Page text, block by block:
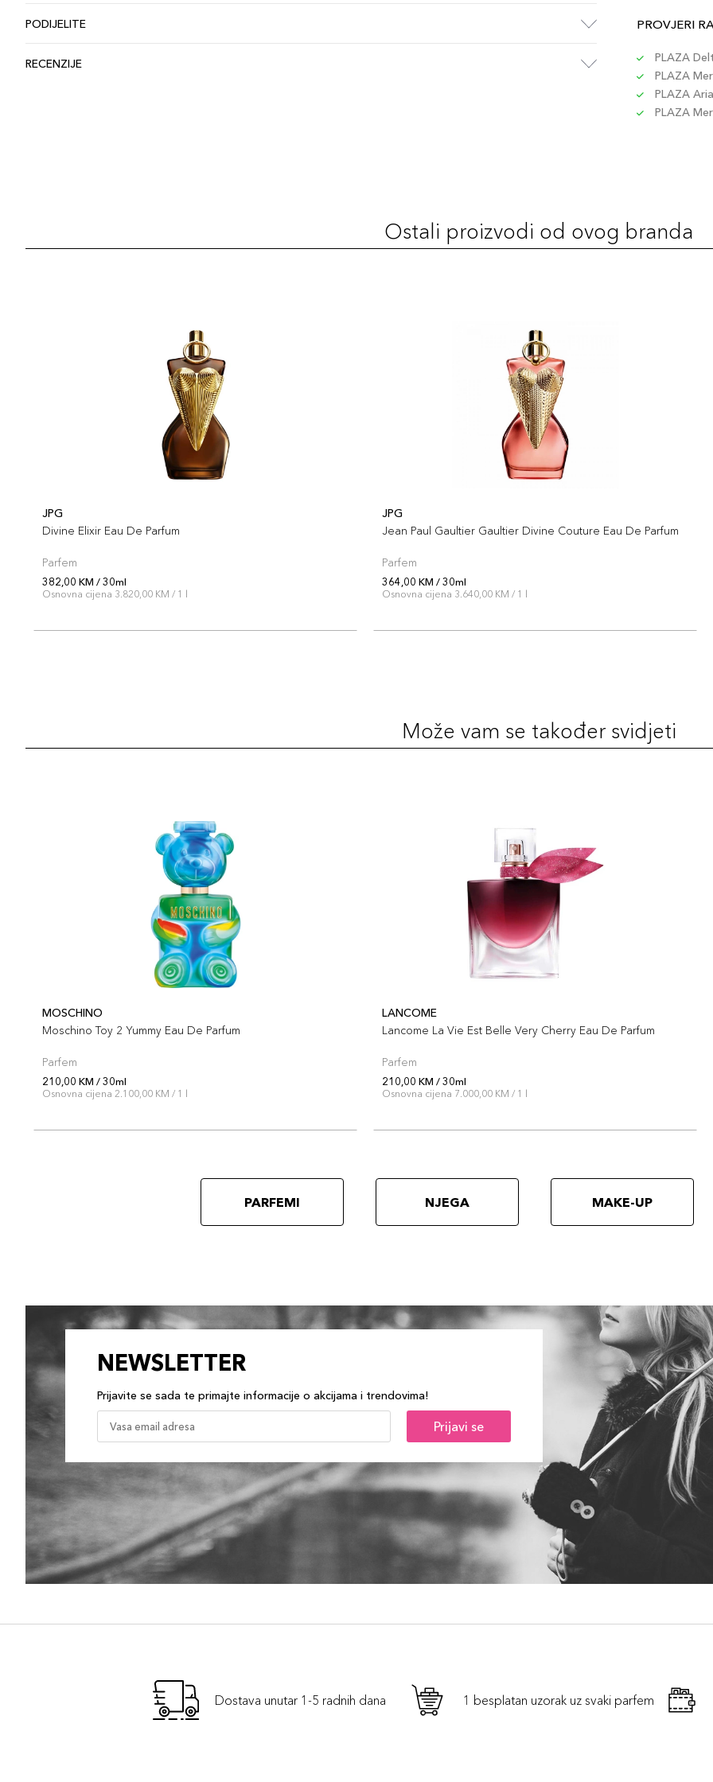
PODIJELITE
RECENZIJE
PROVJERI
PLAZA
PLAZA
PLAZA
PLAZA
Ostali proizvodi od ovog branda
JPG
Divine Elixir Eau De Parfum
Parfem
382,00 KM / 30ml
Osnovna cijena 3.820,00 KM / 1 l
JPG
Jean Paul Gaultier Gaultier Divine Couture Eau De Parfum
Parfem
364,00 KM / 30ml
Osnovna cijena 3.640,00 KM / 1 l
Može vam se također svidjeti
MOSCHINO
Moschino Toy 2 Yummy Eau De Parfum
Parfem
210,00 KM / 30ml
Osnovna cijena 2.100,00 KM / 1 l
LANCOME
Lancome La Vie Est Belle Very Cherry Eau De Parfum
Parfem
210,00 KM / 30ml
Osnovna cijena 7.000,00 KM / 1 l
PARFEMI NJEGA MAKE-UP
NEWSLETTER
Prijavite se sada te primajte informacije o akcijama i trendovima!
Prijavi se
Dostava unutar 1-5 radnih dana 1 besplatan uzorak uz svaki parfem